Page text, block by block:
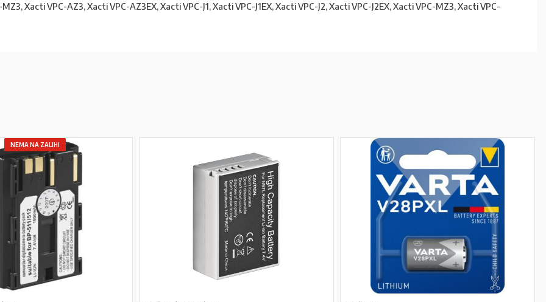
Xacti VPC-AZ3, Xacti VPC-AZ3EX, Xacti VPC-J1, Xacti VPC-J1EX, Xacti VPC-J2, Xacti VPC-J2EX, Xacti VPC-MZ3, Xacti VPC-
NEMA NA ZALIHI